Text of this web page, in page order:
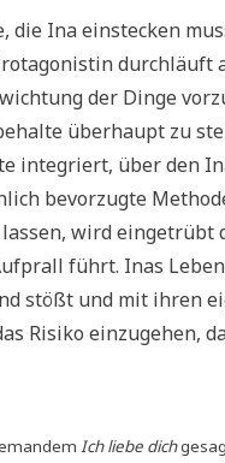
die Ina einstecken
durchläuft
der Dinge
überhaupt zu
integriert, über den
bevorzugte
wird eingetrübt
führt. Inas
stößt und mit ihren
Risiko einzugehen,
Ich liebe dich